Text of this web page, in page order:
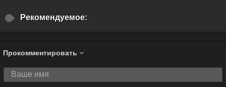
Рекомендуемое:
Прокомментировать